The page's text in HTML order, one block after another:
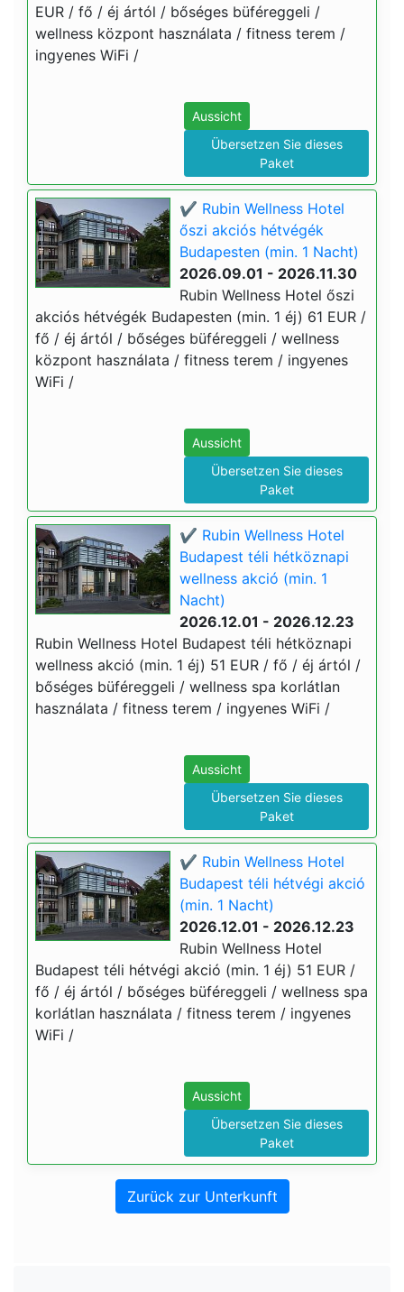
EUR / fő / éj ártól / bőséges büféreggeli /
wellness központ használata / fitness terem /
ingyenes WiFi /
Aussicht
Übersetzen Sie dieses
Paket
✔️ Rubin Wellness Hotel
őszi akciós hétvégék
Budapesten (min. 1 Nacht)
2026.09.01 - 2026.11.30
Rubin Wellness Hotel őszi
akciós hétvégék Budapesten (min. 1 éj) 61 EUR /
fő / éj ártól / bőséges büféreggeli / wellness
központ használata / fitness terem / ingyenes
WiFi /
Aussicht
Übersetzen Sie dieses
Paket
✔️ Rubin Wellness Hotel
Budapest téli hétköznapi
wellness akció (min. 1
Nacht)
2026.12.01 - 2026.12.23
Rubin Wellness Hotel Budapest téli hétköznapi
wellness akció (min. 1 éj) 51 EUR / fő / éj ártól /
bőséges büféreggeli / wellness spa korlátlan
használata / fitness terem / ingyenes WiFi /
Aussicht
Übersetzen Sie dieses
Paket
✔️ Rubin Wellness Hotel
Budapest téli hétvégi akció
(min. 1 Nacht)
2026.12.01 - 2026.12.23
Rubin Wellness Hotel
Budapest téli hétvégi akció (min. 1 éj) 51 EUR /
fő / éj ártól / bőséges büféreggeli / wellness spa
korlátlan használata / fitness terem / ingyenes
WiFi /
Aussicht
Übersetzen Sie dieses
Paket
Zurück zur Unterkunft